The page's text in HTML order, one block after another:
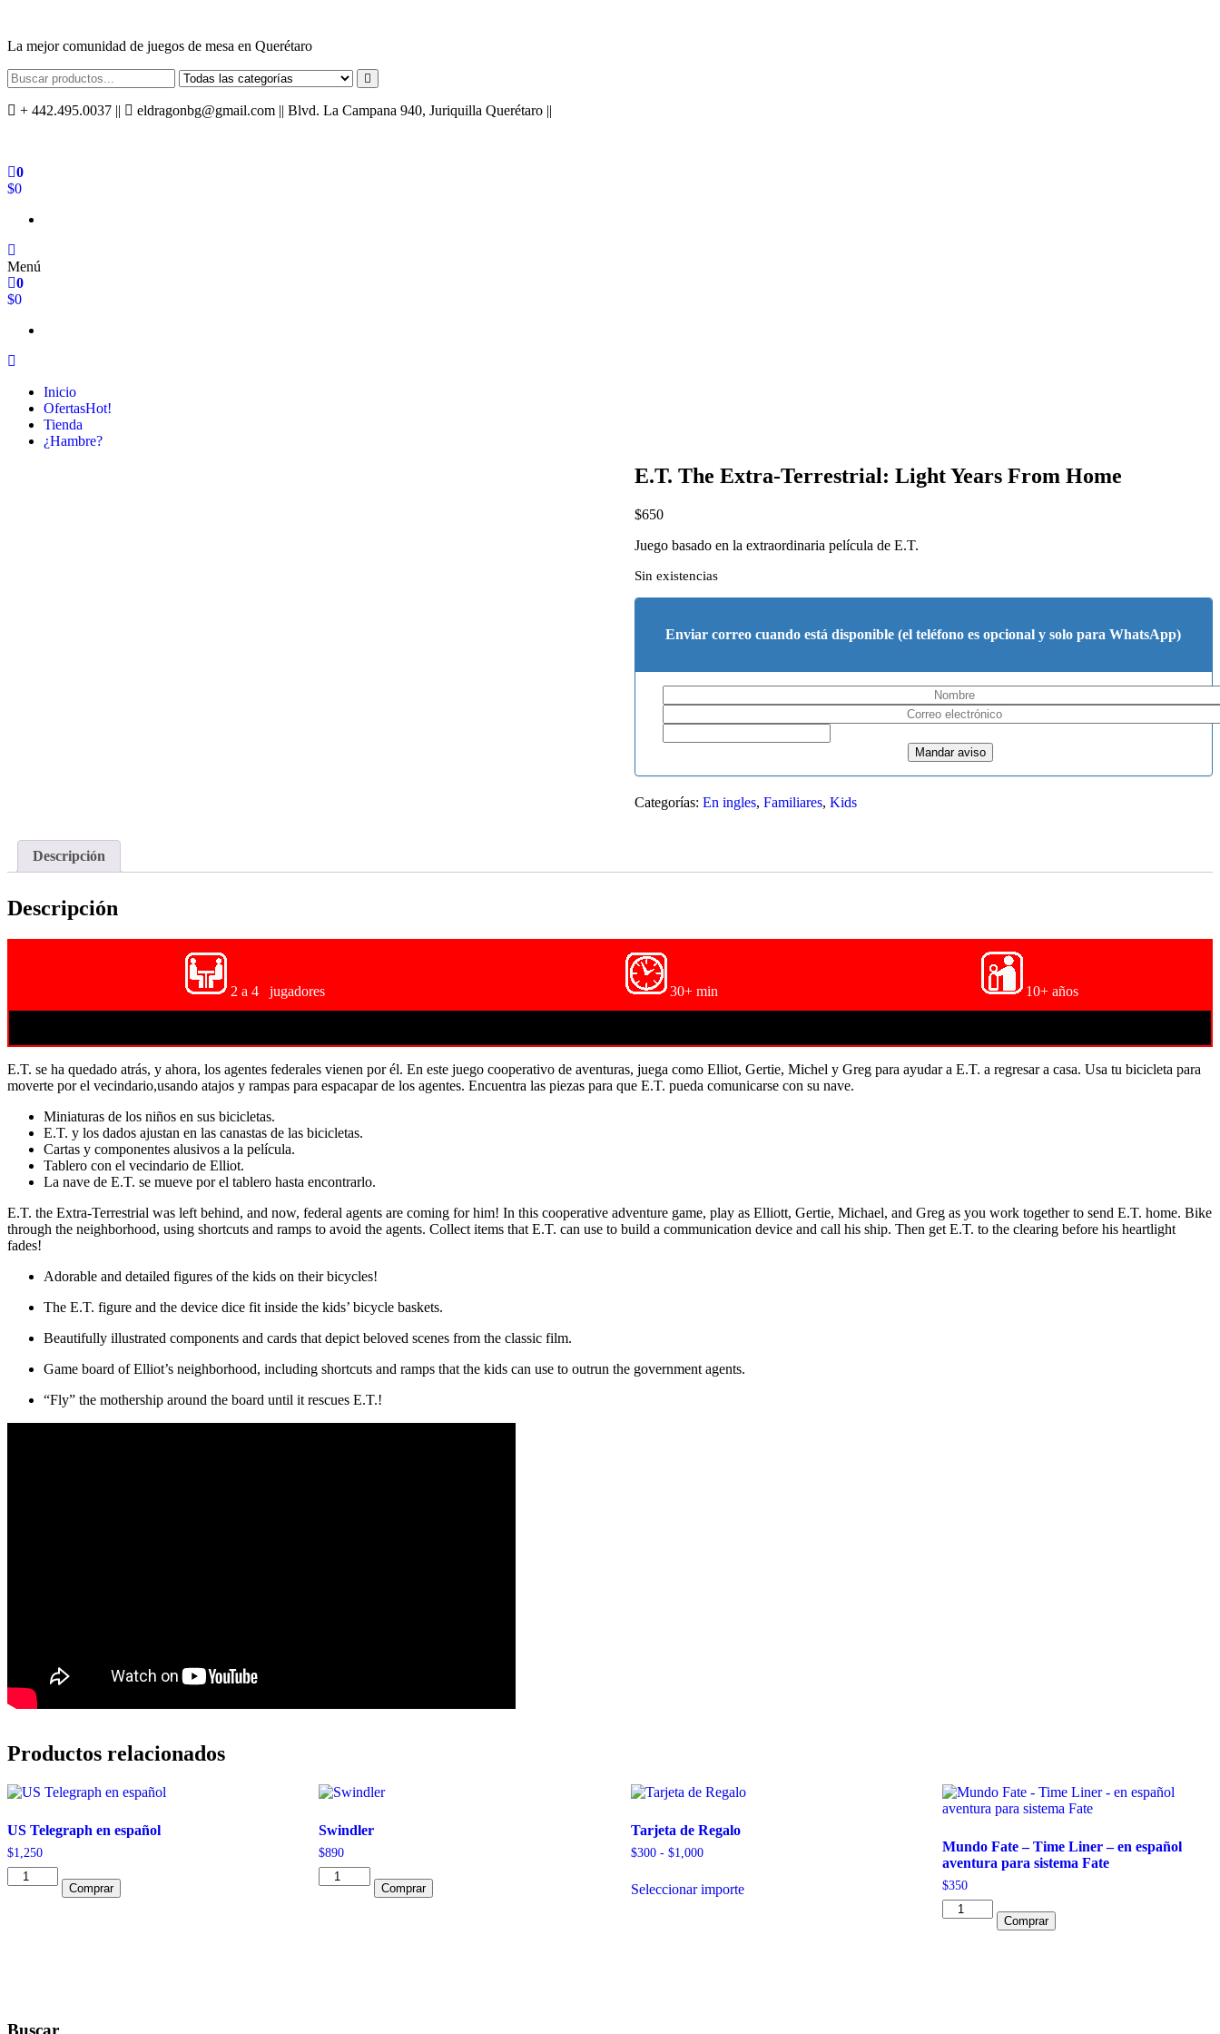
contenido
La mejor comunidad de juegos de mesa en Querétaro
+ 442.495.0037 || eldragonbg@gmail.com || Blvd. La Campana 940, Juriquilla Querétaro ||
0
$0
Menú
0
$0
Inicio
OfertasHot!
Tienda
¿Hambre?
E.T. The Extra-Terrestrial: Light Years From Home
$650
Juego basado en la extraordinaria película de E.T.
Sin existencias
Enviar correo cuando está disponible (el teléfono es opcional y solo para WhatsApp)
Categorías: En ingles, Familiares, Kids
Descripción
Descripción
2 a 4 jugadores 30+ min 10+ años
E.T. se ha quedado atrás, y ahora, los agentes federales vienen por él. En este juego cooperativo de aventuras, juega como Elliot, Gertie, Michel y Greg para ayudar a E.T. a regresar a casa. Usa tu bicicleta para
moverte por el vecindario,usando atajos y rampas para espacapar de los agentes. Encuentra las piezas para que E.T. pueda comunicarse con su nave.
Miniaturas de los niños en sus bicicletas.
E.T. y los dados ajustan en las canastas de las bicicletas.
Cartas y componentes alusivos a la película.
Tablero con el vecindario de Elliot.
La nave de E.T. se mueve por el tablero hasta encontrarlo.
E.T. the Extra-Terrestrial was left behind, and now, federal agents are coming for him! In this cooperative adventure game, play as Elliott, Gertie, Michael, and Greg as you work together to send E.T. home. Bike
through the neighborhood, using shortcuts and ramps to avoid the agents. Collect items that E.T. can use to build a communication device and call his ship. Then get E.T. to the clearing before his heartlight
fades!
Adorable and detailed figures of the kids on their bicycles!
The E.T. figure and the device dice fit inside the kids’ bicycle baskets.
Beautifully illustrated components and cards that depict beloved scenes from the classic film.
Game board of Elliot’s neighborhood, including shortcuts and ramps that the kids can use to outrun the government agents.
“Fly” the mothership around the board until it rescues E.T.!
Productos relacionados
US Telegraph en español
$1,250
US
Telegraph
Comprar
Swindler
$890
Swindler
cantidad
Comprar
Tarjeta de Regalo
$300 - $1,000Rango
desde
Seleccionar importe
Mundo Fate – Time Liner – en español
aventura para sistema Fate
$350
Mundo
Fate
Comprar
Buscar